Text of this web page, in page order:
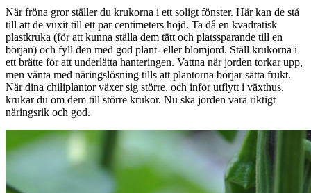
När fröna gror ställer du krukorna i ett soligt fönster. Här kan de stå
till att de vuxit till ett par centimeters höjd. Ta då en kvadratisk
plastkruka (för att kunna ställa dem tätt och platssparande till en
början) och fyll den med god plant- eller blomjord. Ställ krukorna i
ett brätte för att underlätta hanteringen. Vattna när jorden torkar upp,
men vänta med näringslösning tills att plantorna börjar sätta frukt.
När dina chiliplantor växer sig större, och inför utflytt i växthus,
krukar du om dem till större krukor. Nu ska jorden vara riktigt
näringsrik och god.